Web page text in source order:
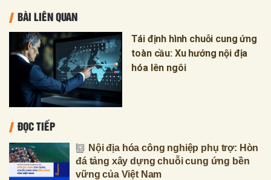
BÀI LIÊN QUAN
Tái định hình chuỗi cung ứng
toàn cầu: Xu hướng nội địa
hóa lên ngôi
ĐỌC TIẾP
Nội địa hóa công nghiệp phụ trợ: Hòn
đá tảng xây dựng chuỗi cung ứng bền
vững của Việt Nam